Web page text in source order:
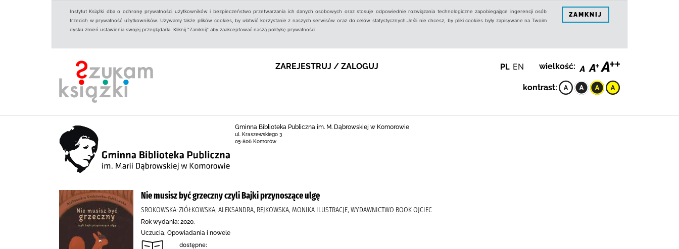
Instytut Książki dba o ochronę prywatności użytkowników i bezpieczeństwo przetwarzania ich danych osobowych oraz stosuje odpowiednie rozwiązania technologiczne zapobiegające ingerencji osób
trzecich w prywatność użytkowników. Używamy także plików cookies, by ułatwić korzystanie z naszych serwisów oraz do celów statystycznych.Jeśli nie chcesz, by pliki cookies były zapisywane na Twoim
dysku zmień ustawienia swojej przeglądarki. Kliknij "Zamknij" aby zaakceptować naszą politykę prywatności.
ZAMKNIJ
ZAREJESTRUJ / ZALOGUJ PL EN wielkość:
kontrast:
Gminna Biblioteka Publiczna im. M. Dąbrowskiej w Komorowie
ul. Kraszewskiego 3
05-806 Komorów
Nie musisz być grzeczny czyli Bajki przynoszące ulgę
SROKOWSKA-ZIÓŁKOWSKA, ALEKSANDRA, REJKOWSKA, MONIKA ILUSTRACJE, WYDAWNICTWO BOOK OJCIEC
Rok wydania: 2020.
Uczucia, Opowiadania i nowele
dostępne: